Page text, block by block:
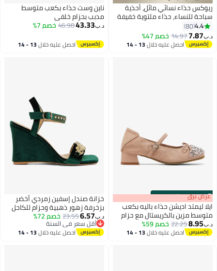
8
ريوكس حذاء نسائي مائل، أحذية
سباحة للنساء، حذاء ملتوية خفيفة
الوزن لمشي في الخارج، أحذية
منصات مع دعم للقوس، أحذية أصابع
مفتوحة غير تنزلق، أحذية سباحة
عصرية للنساء، أحذية صيفية ملتوية
4.4
80
د.ب‏7.87
14.97خصم 47%
احصل عليه خلال 13 - 14
ناين وست حذاء بكعب متوسط
مدبب بحزام خلفي
د.ب‏43.33
46.98خصم 7%
احصل عليه خلال 13 - 14
00m:00s
·باقي 100%
2
عرض برق
ايلا ليمتد اديشن حذاء باليه بكعب
متوسط مزين بالكريستال مع حزام
د.ب‏8.95
22.25خصم 59%
احصل عليه خلال 13 - 14
خزانة صندل إسفين زمردي أخضر
بزخرفة زهور ذهبية وحزام للكاحل
د.ب‏6.57
23.55خصم 72%
أقل سعر في السنة
أقل سعر في السنة
احصل عليه خلال 13 - 14